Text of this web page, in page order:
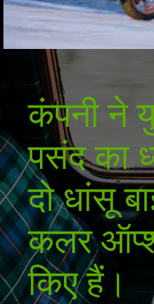
कंपनी ने
पसंद का
दो धांसू
कलर
किए हैं।